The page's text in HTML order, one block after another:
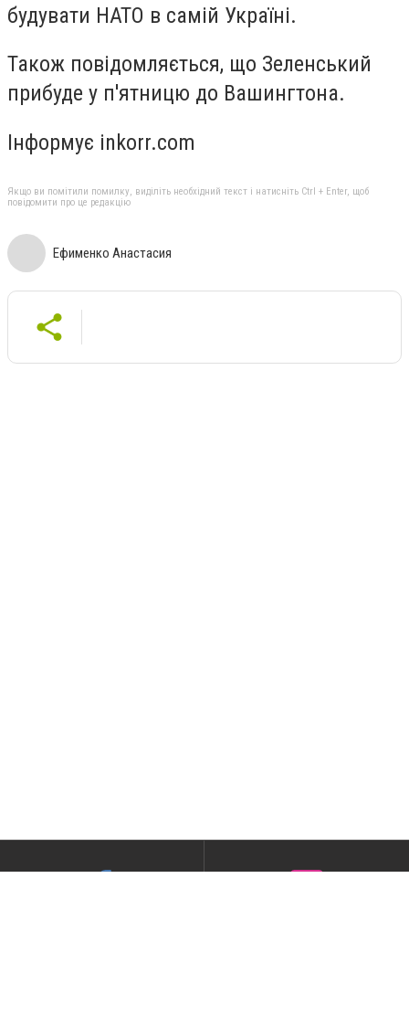
будувати НАТО в самій Україні.
Також повідомляється, що Зеленський
прибуде у п'ятницю до Вашингтона.
Інформує inkorr.com
Якщо ви помітили помилку, виділіть необхідний текст і натисніть Ctrl + Enter, щоб
повідомити про це редакцію
Ефименко Анастасия